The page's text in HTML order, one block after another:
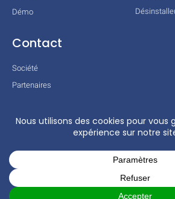
Démo
Contact
Société
Partenaires
Mentions légales
Conditions générales
Actualités
COPYRIGHT © 2026 TOUS DROITS RÉSERVÉS